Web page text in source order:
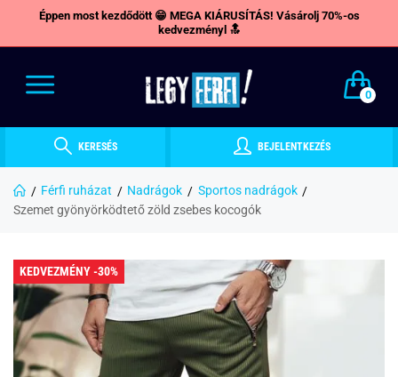
Éppen most kezdődött 😁 MEGA KIÁRUSÍTÁS! Vásárolj 70%-os
kedvezményl 🔝
0
KERESÉS BEJELENTKEZÉS
Férfi ruházat Nadrágok
Sportos nadrágok
Szemet gyönyörködtető zöld zsebes kocogók
KEDVEZMÉNY -30%